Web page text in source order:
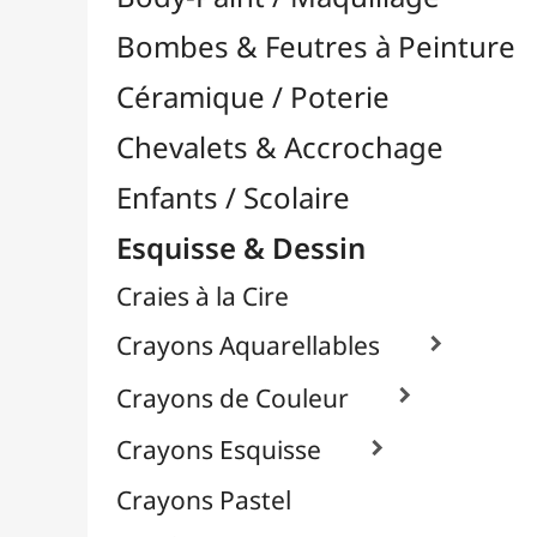
Craies à la Cire
Crayons Aquarellables 
Crayons de Couleur
Crayons Pastel
Fusain
À l'Unité
Packs / Assortiments
Porte-Mines
Feutres & Stylos
Librairie / Livres
Loisirs Créatifs
Médiums, Vernis & Colles